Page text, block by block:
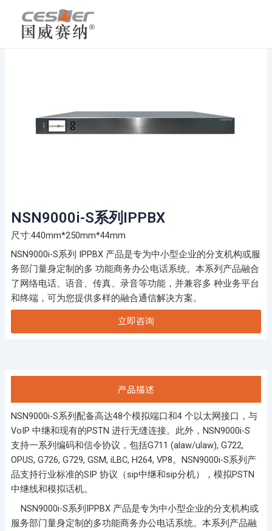
NSN9000i-S系列IPPBX
尺寸:440mm*250mm*44mm
NSN9000i-S系列 IPPBX 产品是专为中小型企业的分支机构或服
务部门量身定制的多 功能商务办公电话系统。本系列产品融合
了网络电话、语音、传真、录音等功能，并兼容多 种业务平台
和终端，可为您提供多样的融合通信解决方案。
立即咨询
产品描述
NSN9000i-S系列配备高达48个模拟端口和4 个以太网接口，与
VoIP 中继和现有的PSTN 进行无缝连接。此外，NSN9000i-S
支持一系列编码和信令协议，包括G711 (alaw/ulaw), G722,
OPUS, G726, G729, GSM, iLBC, H264, VP8。NSN9000i-S系列产
品支持行业标准的SIP 协议（sip中继和sip分机），模拟PSTN
中继线和模拟话机。
NSN9000i-S系列IPPBX 产品是专为中小型企业的分支机构或
服务部门量身定制的多功能商务办公电话系统。本系列产品融